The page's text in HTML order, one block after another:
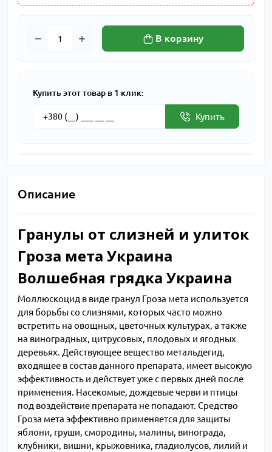
В корзину
Купить этот товар в 1 клик:
Купить
Описание
Гранулы от слизней и улиток
Гроза мета Украина
Волшебная грядка Украина
Моллюскоцид в виде гранул Гроза мета используется
для борьбы со слизнями, которых часто можно
встретить на овощных, цветочных культурах, а также
на виноградных, цитрусовых, плодовых и ягодных
деревьях. Действующее вещество метальдегид,
входящее в состав данного препарата, имеет высокую
эффективность и действует уже с первых дней после
применения. Насекомые, дождевые черви и птицы
под воздействие препарата не попадают. Средство
Гроза мета эффективно применяется для защиты
яблони, груши, смородины, малины, винограда,
клубники, вишни, крыжовника, гладиолусов, лилий и